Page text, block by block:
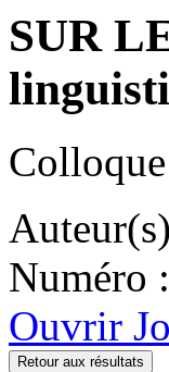
SUR
Numéro
Ouvrir
Retour aux résultats